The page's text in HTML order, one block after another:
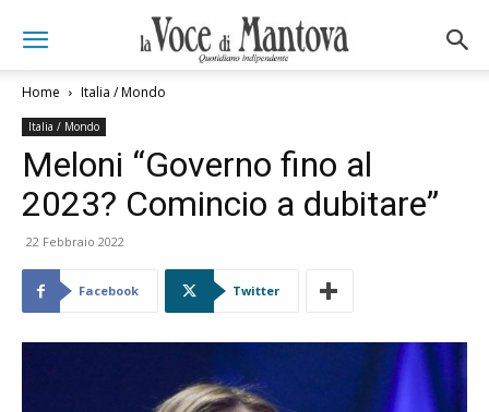
Home Italia / Mondo
Italia / Mondo
Meloni “Governo fino al
2023? Comincio a dubitare”
22 Febbraio 2022
Facebook Twitter